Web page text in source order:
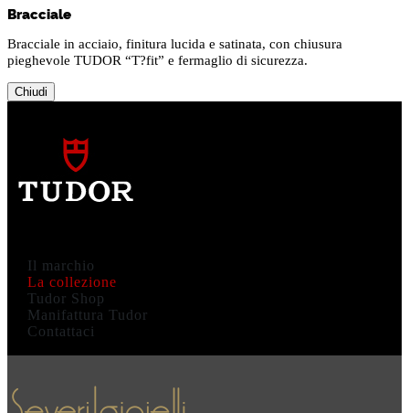
Bracciale
Bracciale in acciaio, finitura lucida e satinata, con chiusura
pieghevole TUDOR “T?fit” e fermaglio di sicurezza.
Chiudi
Il marchio
La collezione
Tudor Shop
Manifattura Tudor
Contattaci